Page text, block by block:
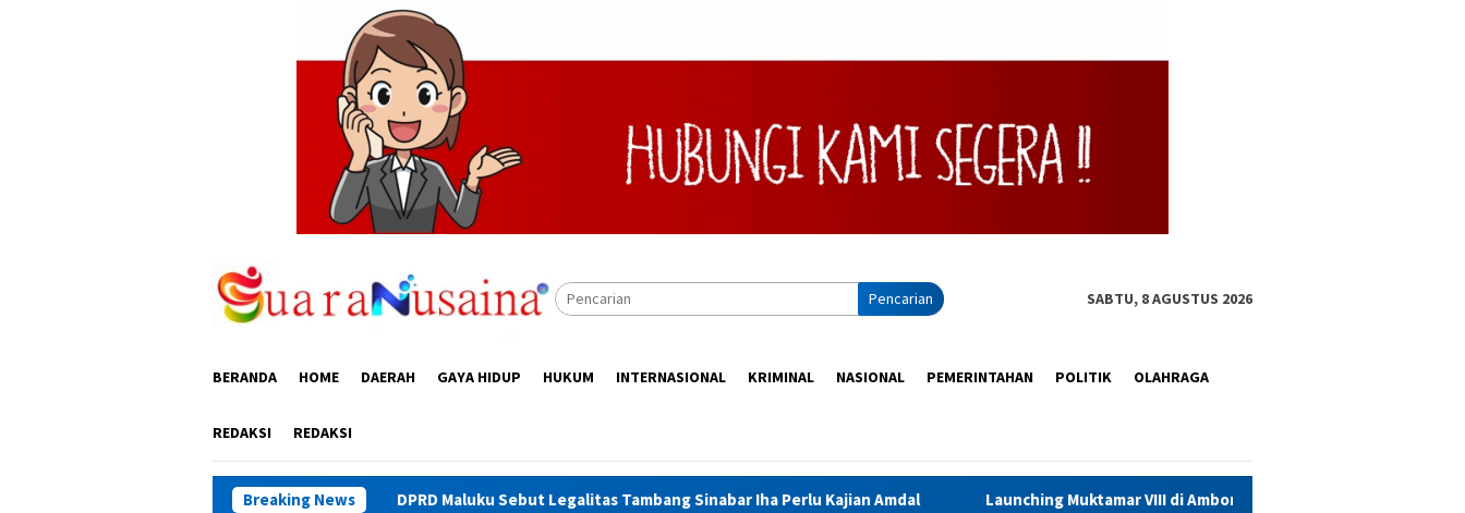
Pencarian SABTU, 8 AGUSTUS 2026
BERANDA HOME DAERAH GAYA HIDUP HUKUM INTERNASIONAL KRIMINAL NASIONAL PEMERINTAHAN POLITIK OLAHRAGA
REDAKSI REDAKSI
Breaking News
DPRD Maluku Sebut Legalitas Tambang Sinabar Iha Perlu Kajian Amdal Launching Muktamar VIII di Ambon, ICMI Maluku Perkuat Konsolidasi dan